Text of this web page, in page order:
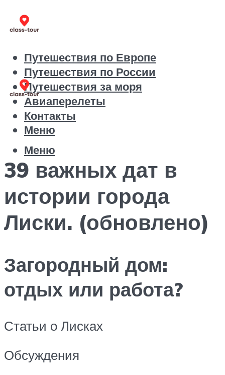
Путешествия по Европе
Путешествия по России
Путешествия за моря
Авиаперелеты
Контакты
Меню
Меню
39 важных дат в
истории города
Лиски. (обновлено)
Загородный дом:
отдых или работа?
Статьи о Лисках
Обсуждения